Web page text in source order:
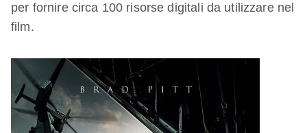
per fornire circa 100 risorse digitali da utilizzare nel
film.